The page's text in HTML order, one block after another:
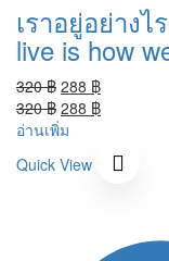
เราอยู่อย่าง
live is how
320฿ Original
price
was:
288 ฿Current
price
320฿ Original
price
320 ฿.
288 ฿Current
288 ฿.
อ่านเพิ่ม
Quick View